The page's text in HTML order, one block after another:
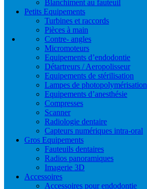
Blanchiment au fauteuil
Petits Equipements
Turbines et raccords
Pièces à main
Contre- angles
Micromoteurs
Equipements d’endodontie
Détartreurs / Aeropolisseur
Equipements de stérilisation
Lampes de photopolymérisation
Equipements d’anesthésie
Compresses
Scanner
Radiologie dentaire
Capteurs numériques intra-oral
Gros Equipements
Fauteuils dentaires
Radios panoramiques
Imagerie 3D
Accessoires
Accessoires pour endodontie